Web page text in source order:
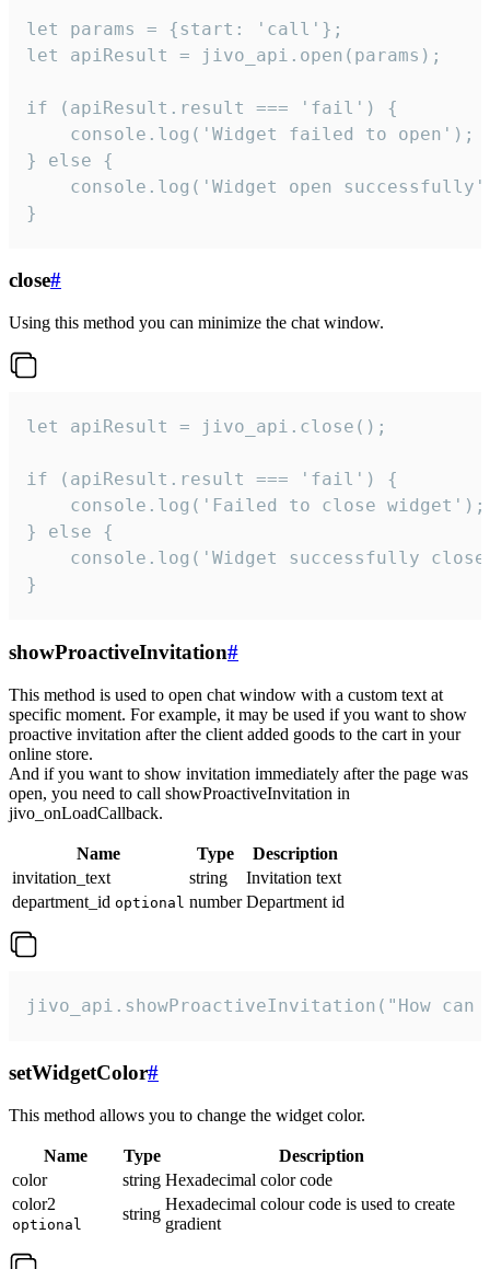
let params = {start: 'call'};
let apiResult = jivo_api.open(params);
if (apiResult.result === 'fail') {
    console.log('Widget failed to open');
} else {
console.log('Widget open
}
close#
Using this method you can minimize the chat window.
let apiResult = jivo_api.close();
if (apiResult.result === 'fail') {
    console.log('Failed to close widget');
} else {
console.log('Widget successfully
}
showProactiveInvitation#
This method is used to open chat window with a custom text at
specific moment. For example, it may be used if you want to show
proactive invitation after the client added goods to the cart in your
online store.
And if you want to show invitation immediately after the page was
open, you need to call showProactiveInvitation in
jivo_onLoadCallback.
Name Type
Description
invitation_text
string
Invitation text
department_id optional number Department id
jivo_api.showProactiveInvitation("How
setWidgetColor#
This method allows you to change the widget color.
Name Type
Description
color
string Hexadecimal color code
color2
optional
string
Hexadecimal colour code is used to create
gradient